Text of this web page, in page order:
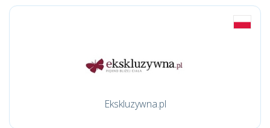
Ekskluzywna.pl